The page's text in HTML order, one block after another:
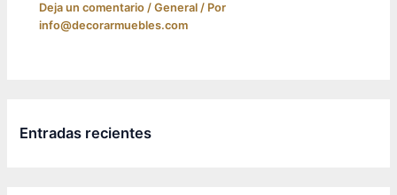
Deja un comentario /General / Por
info@decorarmuebles.com
Entradas recientes